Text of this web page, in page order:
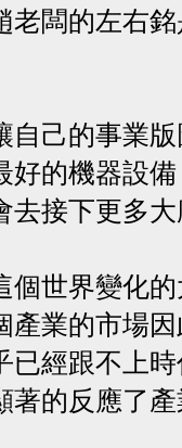
老闆的左右
自己的事業
好的機器設
去接下更多大
個世界變化
產業的市場
已經跟不上
著的反應了